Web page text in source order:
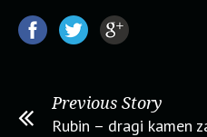
Previous Story
Rubin – dragi kamen